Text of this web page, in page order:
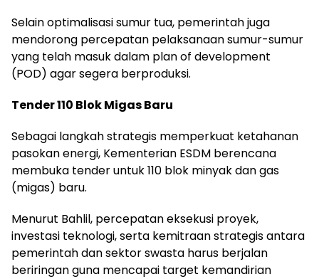
Selain optimalisasi sumur tua, pemerintah juga
mendorong percepatan pelaksanaan sumur-sumur
yang telah masuk dalam plan of development
(POD) agar segera berproduksi.
Tender 110 Blok Migas Baru
Sebagai langkah strategis memperkuat ketahanan
pasokan energi, Kementerian ESDM berencana
membuka tender untuk 110 blok minyak dan gas
(migas) baru.
Menurut Bahlil, percepatan eksekusi proyek,
investasi teknologi, serta kemitraan strategis antara
pemerintah dan sektor swasta harus berjalan
beriringan guna mencapai target kemandirian